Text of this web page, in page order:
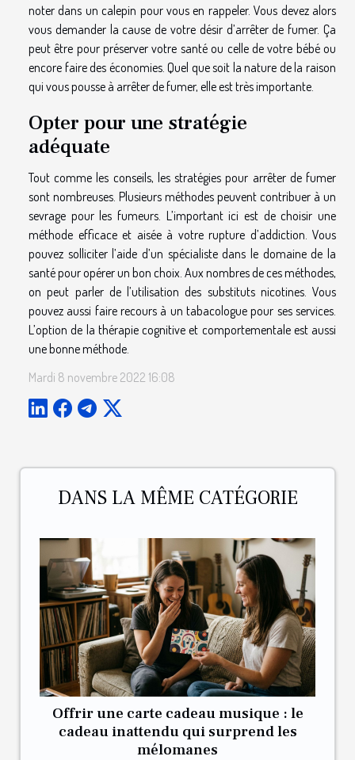
DANS LA MÊME CATÉGORIE
Offrir une carte cadeau musique : le
cadeau inattendu qui surprend les
mélomanes
noter dans un calepin pour vous en rappeler. Vous devez alors
vous demander la cause de votre désir d’arrêter de fumer. Ça
peut être pour préserver votre santé ou celle de votre bébé ou
encore faire des économies. Quel que soit la nature de la raison
qui vous pousse à arrêter de fumer, elle est très importante.
Opter pour une stratégie
adéquate
Tout comme les conseils, les stratégies pour arrêter de fumer
sont nombreuses. Plusieurs méthodes peuvent contribuer à un
sevrage pour les fumeurs. L’important ici est de choisir une
méthode efficace et aisée à votre rupture d’addiction. Vous
pouvez solliciter l’aide d’un spécialiste dans le domaine de la
santé pour opérer un bon choix. Aux nombres de ces méthodes,
on peut parler de l’utilisation des substituts nicotines. Vous
pouvez aussi faire recours à un tabacologue pour ses services.
L’option de la thérapie cognitive et comportementale est aussi
une bonne méthode.
Mardi 8 novembre 2022 16:08